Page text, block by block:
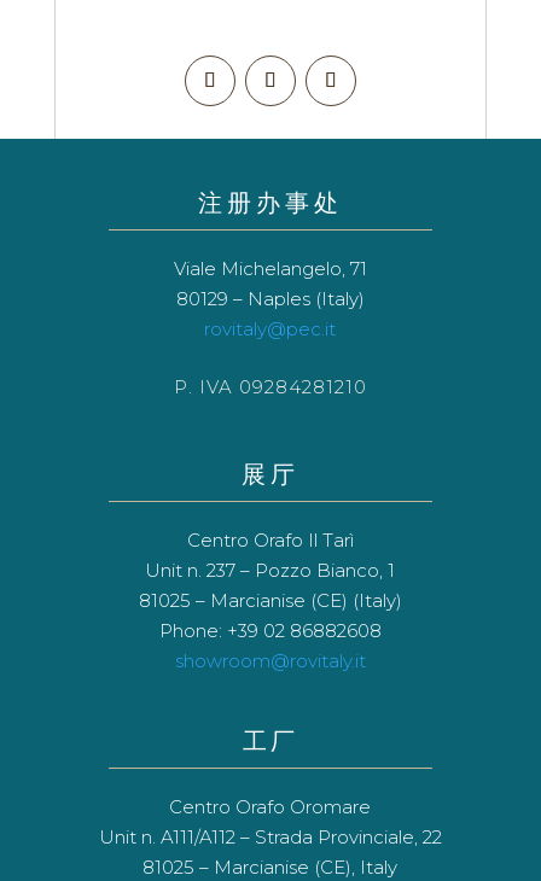
注册办事处
Viale Michelangelo, 71
80129 – Naples (Italy)
rovitaly@pec.it
P. IVA 09284281210
展厅
Centro Orafo Il Tarì
Unit n. 237 – Pozzo Bianco, 1
81025 – Marcianise (CE) (Italy)
Phone: +39 02 86882608
showroom@rovitaly.it
工厂
Centro Orafo Oromare
Unit n. A111/A112 – Strada Provinciale, 22
81025 – Marcianise (CE), Italy